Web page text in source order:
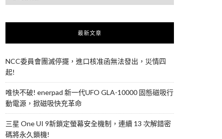
最新文章
NCC委員會團滅停擺，進口核准函無法發出，災情四
起!
唯快不破! enerpad 新一代UFO GLA-10000 固態磁吸行
動電源，掀磁吸快充革命
三星 One UI 9新鎖定螢幕安全機制，連續 13 次解錯密
碼將永久鎖機!